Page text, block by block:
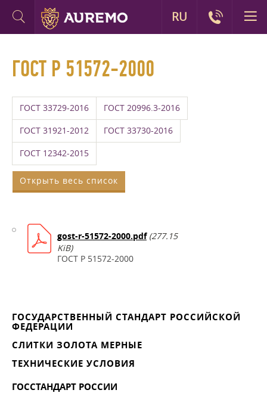
ГОСТ Р 51572-2000
ГОСТ 33729-2016 ГОСТ 20996.3-2016
ГОСТ 31921-2012 ГОСТ 33730-2016
ГОСТ 12342-2015
Открыть весь список
gost-r-51572-2000.pdf (277.15
KiB)
ГОСТ Р 51572-2000
ГОСУДАРСТВЕННЫЙ СТАНДАРТ РОССИЙСКОЙ
ФЕДЕРАЦИИ
СЛИТКИ ЗОЛОТА МЕРНЫЕ
ТЕХНИЧЕСКИЕ УСЛОВИЯ
ГОССТАНДАРТ РОССИИ
RU